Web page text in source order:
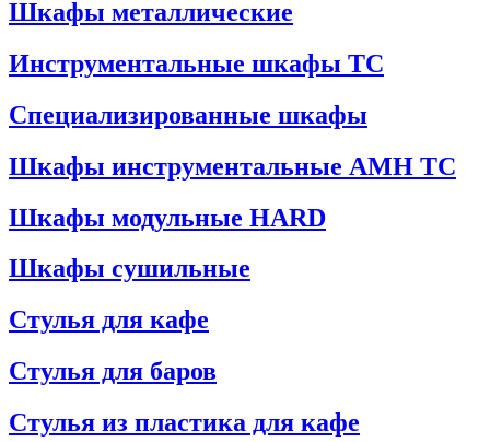
Шкафы металлические
Инструментальные шкафы ТС
Специализированные шкафы
Шкафы инструментальные АМН ТС
Шкафы модульные HARD
Шкафы сушильные
Стулья для кафе
Стулья для баров
Стулья из пластика для кафе